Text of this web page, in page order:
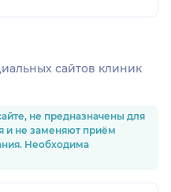
сайтов клиник
не предназначены для
и не заменяют приём
Необходима